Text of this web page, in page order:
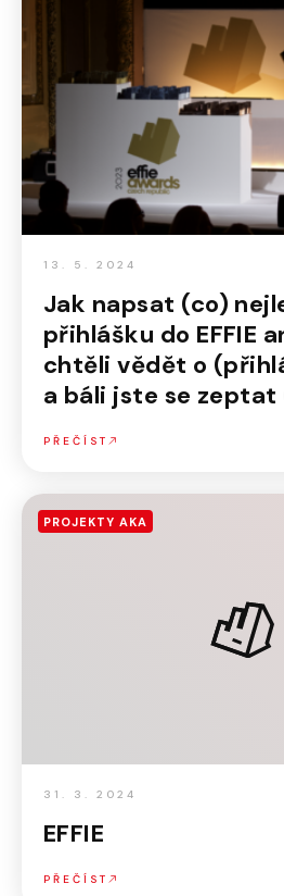
13. 5. 2024
Jak napsat (co)
přihlášku do EFFIE
chtěli vědět o
a báli jste se zeptat
PŘEČÍST
PROJEKTY AKA
31. 3. 2024
EFFIE
PŘEČÍST